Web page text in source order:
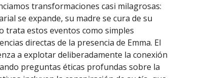
transformaciones casi milagrosas:
se expande, su madre se cura de su
trata estos eventos como simples
directas de la presencia de Emma. El
a explotar deliberadamente la conexión
preguntas éticas profundas sobre la